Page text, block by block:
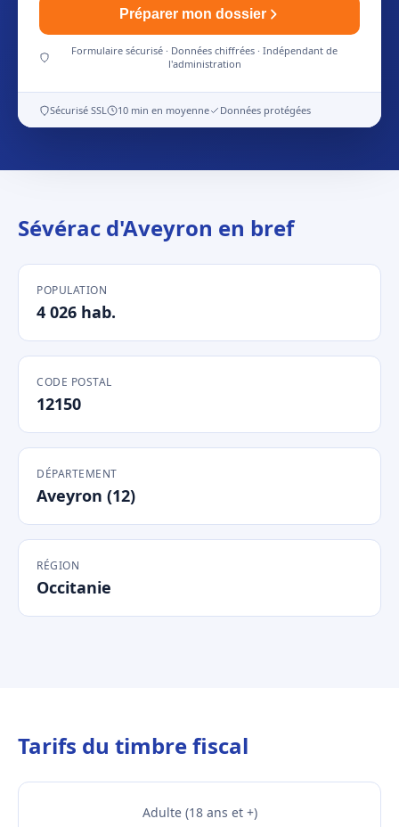
Préparer mon dossier
Formulaire sécurisé · Données chiffrées · Indépendant de
l'administration
Sécurisé SSL 10 min en moyenne Données protégées
Sévérac d'Aveyron en bref
POPULATION
4 026 hab.
CODE POSTAL
12150
DÉPARTEMENT
Aveyron (12)
RÉGION
Occitanie
Tarifs du timbre fiscal
Adulte (18 ans et +)